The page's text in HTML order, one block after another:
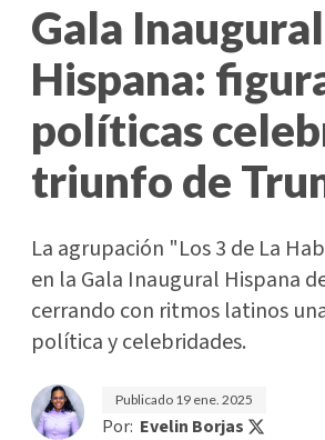
Gala Inaugural
Hispana:
políticas
triunfo de
La agrupación "Los 3 de La
en la Gala Inaugural Hispana
cerrando con ritmos latinos
política y celebridades.
Publicado 19 ene. 2025
Por: Evelin Borjas